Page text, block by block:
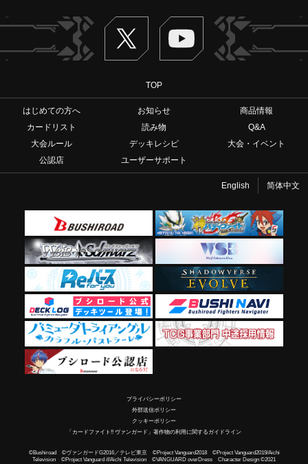
Twitter ヴァンガードch
TOP
はじめての方へ お知らせ
商品情報
カードリスト
読み物
Q&A
大会ルール
デッキレシピ
大会・イベント
公認店
ユーザーサポート
English 简体中文
プライバシーポリシー
外部送信ポリシー
クッキーポリシー
「カードファイト!! ヴァンガード」著作物の利用に関するガイドライン
©Bushiroad ©ヴァンガードG2016／テレビ東京 ©Project Vanguard2018 ©Project Vanguard2019/Aichi
Television ©Project Vanguard if/Aichi Television ©VANGUARD overDress Character Design ©2021